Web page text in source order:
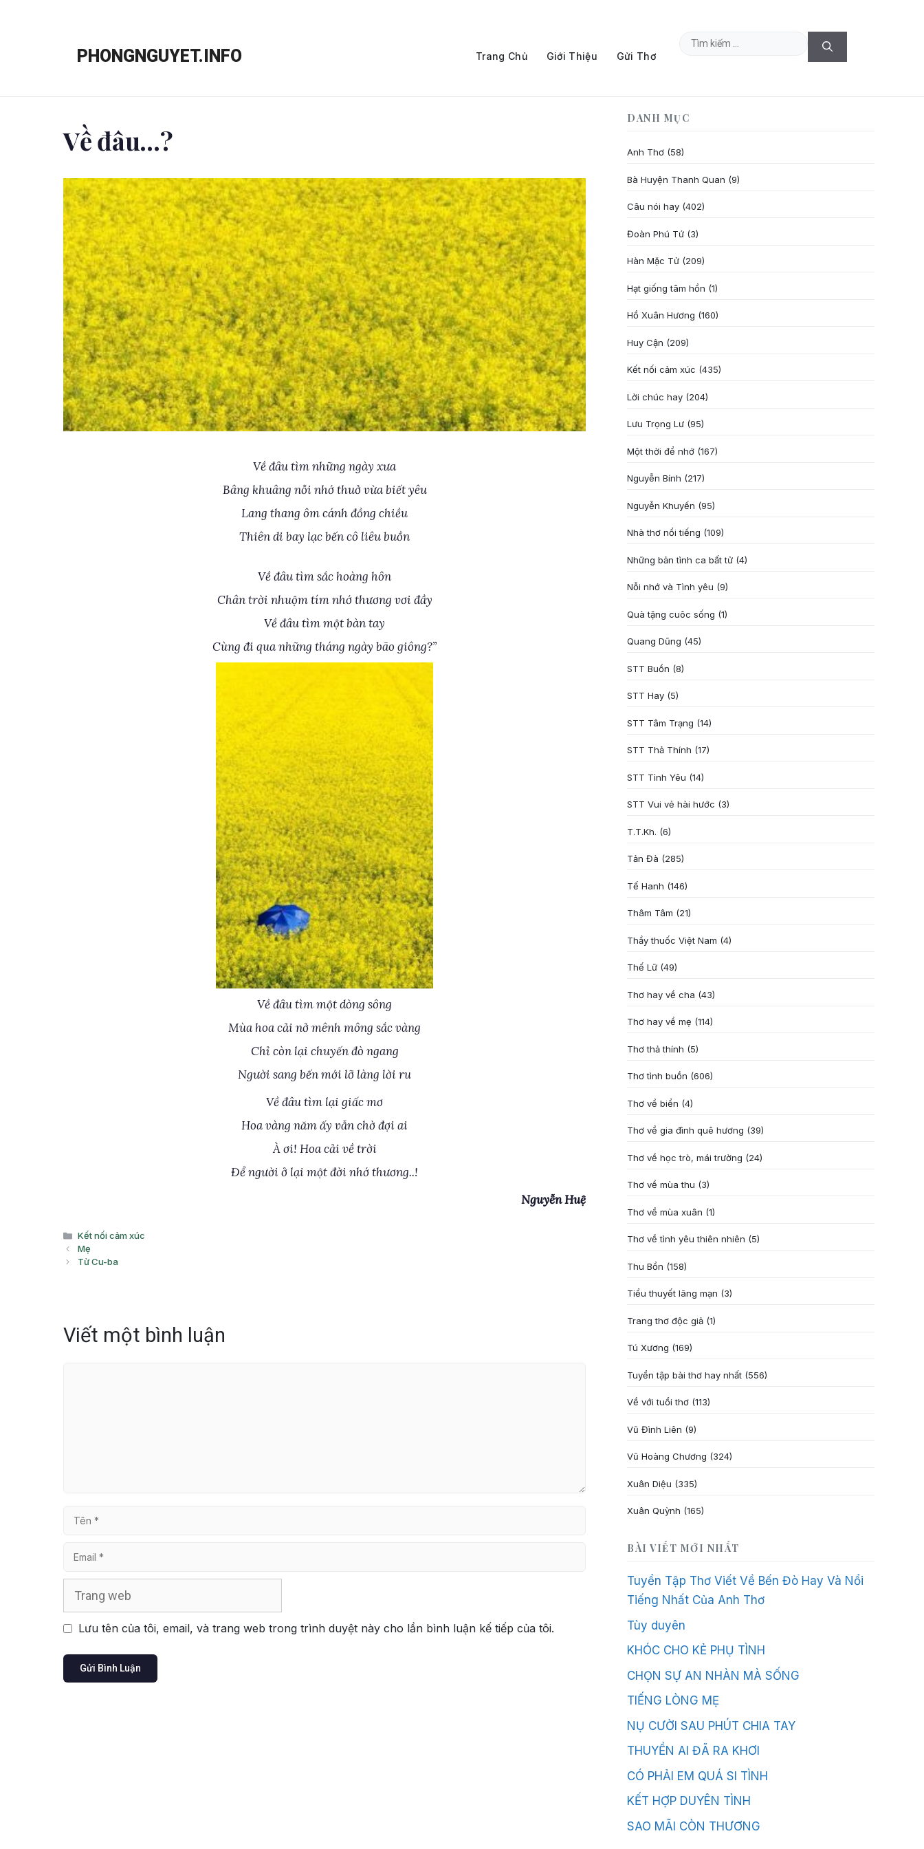
PHONGNGUYET.INFO Trang Chủ Giới Thiệu Gửi Thơ
Tìm
Về đâu…?
Về đâu tìm những ngày xưa
Bâng khuâng nỗi nhớ thuở vừa biết yêu
Lang thang ôm cánh đồng chiều
Thiên di bay lạc bến cô liêu buồn
Về đâu tìm sắc hoàng hôn
Chân trời nhuộm tím nhớ thương vơi đầy
Về đâu tìm một bàn tay
Cùng đi qua những tháng ngày bão giông?”
Về đâu tìm một dòng sông
Mùa hoa cải nở mênh mông sắc vàng
Chỉ còn lại chuyến đò ngang
Người sang bến mới lỡ làng lời ru
Về đâu tìm lại giấc mơ
Hoa vàng năm ấy vẫn chờ đợi ai
À ơi! Hoa cải về trời
Để người ở lại một đời nhớ thương..!
Nguyễn Huệ
Danh
mục
Kết nối cảm xúc
Mẹ
Từ Cu-ba
Viết một bình luận
Tên
Email
Lưu tên của tôi, email, và trang web trong trình duyệt này cho lần bình luận kế tiếp của tôi.
DANH MỤC
Anh Thơ (58)
Bà Huyện Thanh Quan (9)
Câu nói hay (402)
Đoàn Phú Tứ (3)
Hàn Mặc Tử (209)
Hạt giống tâm hồn (1)
Hồ Xuân Hương (160)
Huy Cận (209)
Kết nối cảm xúc (435)
Lời chúc hay (204)
Lưu Trọng Lư (95)
Một thời để nhớ (167)
Nguyễn Bính (217)
Nguyễn Khuyến (95)
Nhà thơ nổi tiếng (109)
Những bản tình ca bất tử (4)
Nỗi nhớ và Tình yêu (9)
Quà tặng cuôc sống (1)
Quang Dũng (45)
STT Buồn (8)
STT Hay (5)
STT Tâm Trạng (14)
STT Thả Thính (17)
STT Tình Yêu (14)
STT Vui vẻ hài hước (3)
T.T.Kh. (6)
Tản Đà (285)
Tế Hanh (146)
Thâm Tâm (21)
Thầy thuốc Việt Nam (4)
Thế Lữ (49)
Thơ hay về cha (43)
Thơ hay về mẹ (114)
Thơ thả thính (5)
Thơ tình buồn (606)
Thơ về biển (4)
Thơ về gia đình quê hương (39)
Thơ về học trò, mái trường (24)
Thơ về mùa thu (3)
Thơ về mùa xuân (1)
Thơ về tình yêu thiên nhiên (5)
Thu Bồn (158)
Tiểu thuyết lãng mạn (3)
Trang thơ độc giả (1)
Tú Xương (169)
Tuyển tập bài thơ hay nhất (556)
Về với tuổi thơ (113)
Vũ Đình Liên (9)
Vũ Hoàng Chương (324)
Xuân Diệu (335)
Xuân Quỳnh (165)
BÀI VIẾT MỚI NHẤT
Tuyển Tập Thơ Viết Về Bến Đò Hay Và Nổi
Tiếng Nhất Của Anh Thơ
Tùy duyên
KHÓC CHO KẺ PHỤ TÌNH
CHỌN SỰ AN NHÀN MÀ SỐNG
TIẾNG LÒNG MẸ
NỤ CƯỜI SAU PHÚT CHIA TAY
THUYỀN AI ĐÃ RA KHƠI
CÓ PHẢI EM QUÁ SI TÌNH
KẾT HỢP DUYÊN TÌNH
SAO MÃI CÒN THƯƠNG